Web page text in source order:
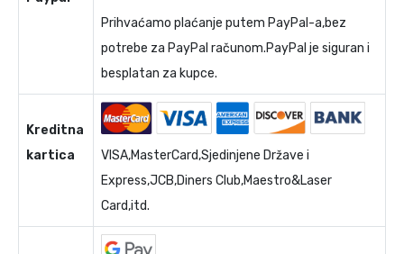
Prihvaćamo plaćanje putem PayPal-a,bez
potrebe za PayPal računom.PayPal je siguran i
besplatan za kupce.
Kreditna
kartica
VISA,MasterCard,Sjedinjene Države i
Express,JCB,Diners Club,Maestro&Laser
Card,itd.